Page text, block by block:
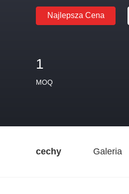
Najlepsza Cena
1
MOQ
cechy Galeria